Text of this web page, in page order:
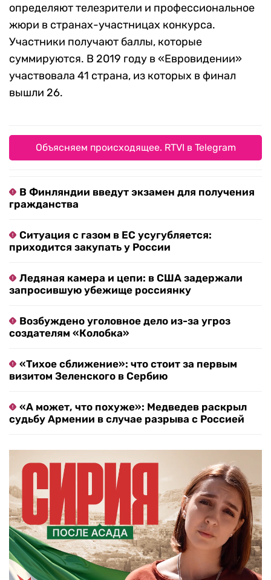
определяют телезрители и профессиональное
жюри в странах-участницах конкурса.
Участники получают баллы, которые
суммируются. В 2019 году в «Евровидении»
участвовала 41 страна, из которых в финал
вышли 26.
Объясняем происходящее. RTVI в Telegram
В Финляндии введут экзамен для получения
гражданства
Ситуация с газом в ЕС усугубляется:
приходится закупать у России
Ледяная камера и цепи: в США задержали
запросившую убежище россиянку
Возбуждено уголовное дело из-за угроз
создателям «Колобка»
«Тихое сближение»: что стоит за первым
визитом Зеленского в Сербию
«А может, что похуже»: Медведев раскрыл
судьбу Армении в случае разрыва с Россией